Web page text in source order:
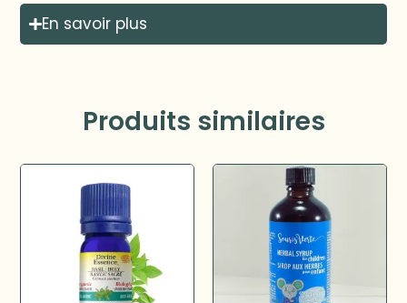
En savoir plus
Produits similaires